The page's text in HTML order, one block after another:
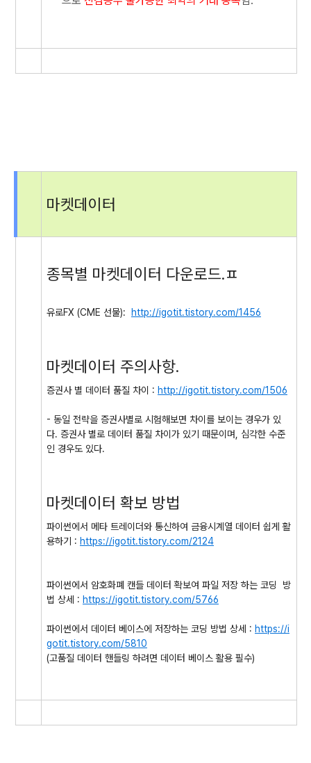
마켓데이터
종목별 마켓데이터 다운로드.ㅍ
유로FX (CME 선물): http://igotit.tistory.com/1456
마켓데이터 주의사항.
증권사 별 데이터 품질 차이 : http://igotit.tistory.com/1506
- 동일 전략을 증권사별로 시험해보면 차이를 보이는 경우가 있
다. 증권사 별로 데이터 품질 차이가 있기 때문이며, 심각한 수준
인 경우도 있다.
마켓데이터 확보 방법
파이썬에서 메타 트레이더와 통신하여 금융시계열 데이터 쉽게 활
용하기 : https://igotit.tistory.com/2124
파이썬에서 암호화폐 캔들 데이터 확보여 파일 저장 하는 코딩 방
법 상세 : https://igotit.tistory.com/5766
파이썬에서 데이터 베이스에 저장하는 코딩 방법 상세 : https://i
gotit.tistory.com/5810
(고품질 데이터 핸들링 하려면 데이터 베이스 활용 필수)